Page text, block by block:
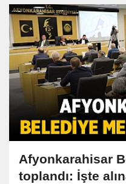
Afyonkarahisar
toplandı: İşte